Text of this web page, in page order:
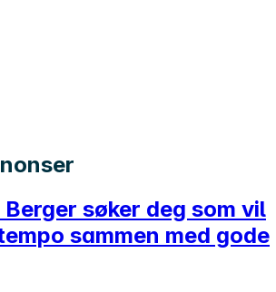
søker deg som vil
sammen med gode